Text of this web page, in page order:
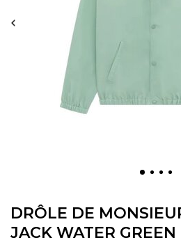
DRÔLE DE
JACK WATER GREEN